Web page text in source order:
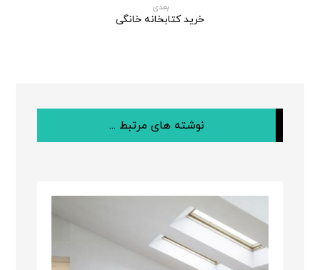
بعدی
خرید کتابخانه خانگی
نوشته های مرتبط ...